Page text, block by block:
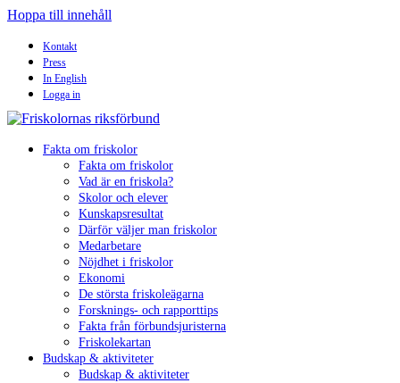
Hoppa till innehåll
Kontakt
Press
In English
Logga in
Fakta om friskolor
Fakta om friskolor
Vad är en friskola?
Skolor och elever
Kunskapsresultat
Därför väljer man friskolor
Medarbetare
Nöjdhet i friskolor
Ekonomi
De största friskoleägarna
Forsknings- och rapporttips
Fakta från förbundsjuristerna
Friskolekartan
Budskap & aktiviteter
Budskap & aktiviteter